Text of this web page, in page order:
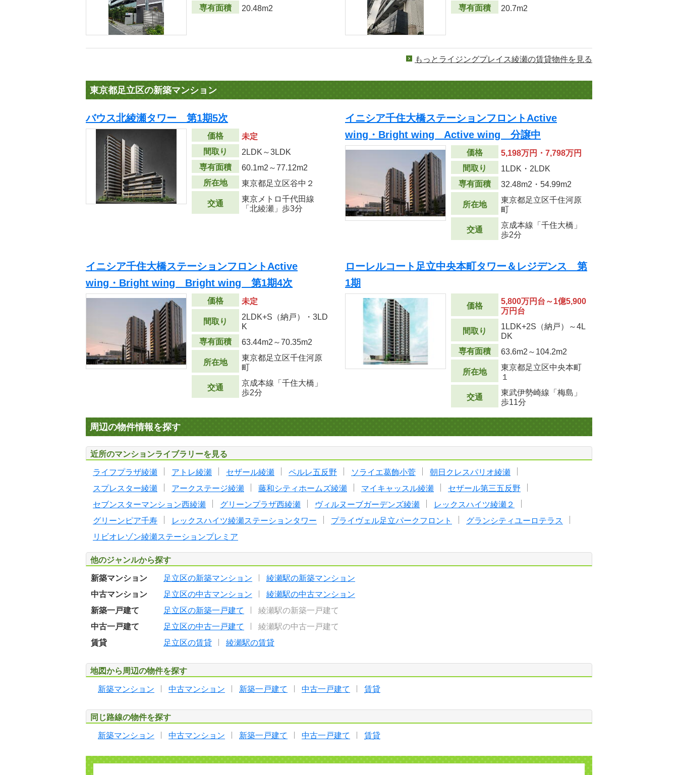
専有面積
20.48m2
専有面積
20.7m2
もっとライジングプレイス綾瀬の賃貸物件を見る
東京都足立区の新築マンション
バウス北綾瀬タワー 第1期5次
価格
未定
間取り
2LDK～3LDK
専有面積
60.1m2 ～77.12m2
所在地
東京都足立区谷中２
交通
東京メトロ千代田線
「北綾瀬」歩3分
イニシア千住大橋ステーションフロントActive
wing・Bright wing Active wing 分譲中
価格
5,198万円・7,798万円
間取り
1LDK・2LDK
専有面積
32.48m2 ・54.99m2
所在地
東京都足立区千住河原
町
交通
京成本線「千住大橋」
歩2分
イニシア千住大橋ステーションフロントActive
wing・Bright wing Bright wing 第1期4次
価格 未定
間取り
2LDK+S（納戸）・3LD
K
専有面積
63.44m2 ～70.35m2
所在地
東京都足立区千住河原
町
交通
京成本線「千住大橋」
歩2分
ローレルコート足立中央本町タワー＆レジデンス 第
1期
価格
5,800万円台～1億5,900
万円台
間取り
1LDK+2S（納戸）～4L
DK
専有面積
63.6m2 ～104.2m2
所在地
東京都足立区中央本町
１
交通
東武伊勢崎線「梅島」
歩11分
周辺の物件情報を探す
近所のマンションライブラリーを見る
ライフプラザ綾瀬 アトレ綾瀬 セザール綾瀬 ペルレ五反野 ソライエ葛飾小菅
朝日クレスパリオ綾瀬
スプレスター綾瀬
アークステージ綾瀬 藤和シティホームズ綾瀬 マイキャッスル綾瀬
セザール第三五反野
セブンスターマンション西綾瀬
グリーンプラザ西綾瀬 ヴィルヌーブガーデンズ綾瀬
レックスハイツ綾瀬２
グリーンピア千寿
レックスハイツ綾瀬ステーションタワー プライヴェル足立パークフロント
グランシティユーロテラス
リビオレゾン綾瀬ステーションプレミア
他のジャンルから探す
新築マンション 足立区の新築マンション
綾瀬駅の新築マンション
中古マンション
足立区の中古マンション
綾瀬駅の中古マンション
新築一戸建て
足立区の新築一戸建て
綾瀬駅の新築一戸建て
中古一戸建て
足立区の中古一戸建て
綾瀬駅の中古一戸建て
賃貸
足立区の賃貸 綾瀬駅の賃貸
地図から周辺の物件を探す
新築マンション 中古マンション 新築一戸建て 中古一戸建て 賃貸
同じ路線の物件を探す
新築マンション 中古マンション 新築一戸建て 中古一戸建て 賃貸